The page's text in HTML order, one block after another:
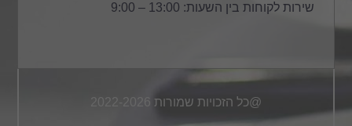
שירות לקוחות בין השעות: 13:00 – 9:00
@כל הזכויות שמורות 2022-2026